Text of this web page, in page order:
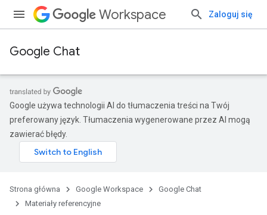
Workspace Zaloguj się
Google Chat
Google używa technologii AI do tłumaczenia treści na Twój
preferowany język. Tłumaczenia wygenerowane przez AI mogą
zawierać błędy.
Strona główna Google Workspace
Google Chat
Materiały referencyjne